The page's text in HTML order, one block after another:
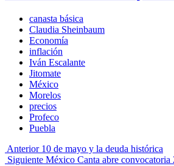
canasta básica
Claudia Sheinbaum
Economía
inflación
Iván Escalante
Jitomate
México
Morelos
precios
Profeco
Puebla
Anterior 10 de mayo y la deuda histórica
Siguiente México Canta abre convocatoria